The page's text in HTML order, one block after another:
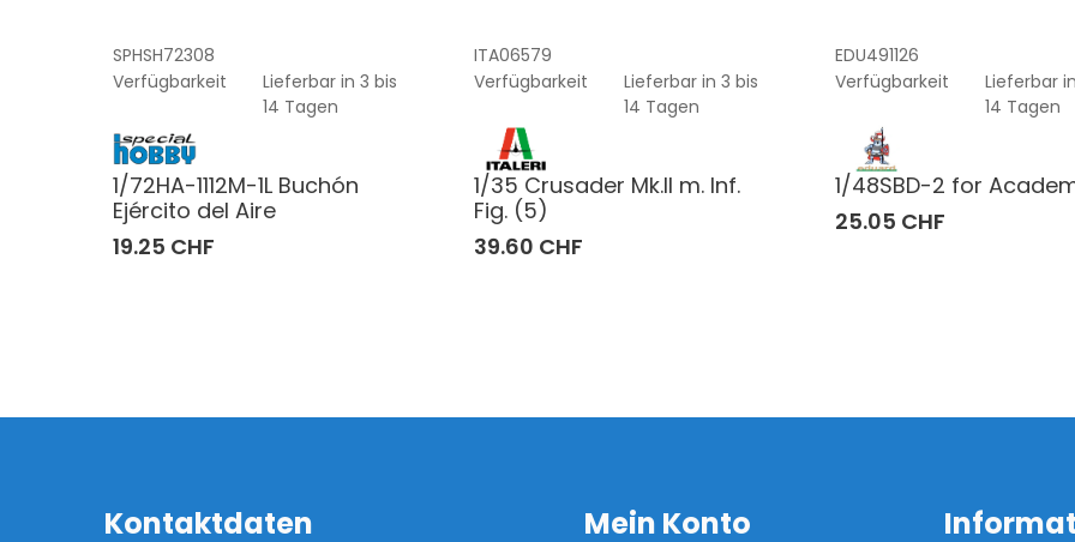
SPHSH72308
Verfügbarkeit
Lieferbar in 3 bis
14 Tagen
1/72HA-1112M-1L Buchón
Ejército del Aire
19.25 CHF
ITA06579
Verfügbarkeit
Lieferbar in 3 bis
14 Tagen
1/35 Crusader Mk.II m. Inf.
Fig. (5)
39.60 CHF
EDU491126
Verfügbarkeit
Lieferbar
14 Tagen
1/48SBD-2 for
25.05 CHF
Kontaktdaten Mein Konto